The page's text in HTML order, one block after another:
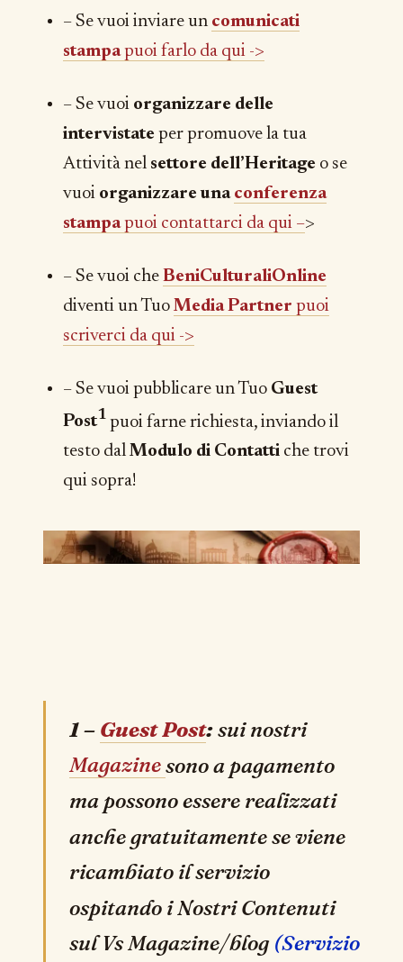
– Se vuoi inviare un comunicati
stampapuoi farlo da qui ->
– Se vuoi organizzare delle
intervistate per promuove la tua
Attività nel settore dell’Heritage o se
vuoi organizzare una conferenza
stampapuoi contattarci da qui –>
– Se vuoi che BeniCulturaliOnline
diventi un Tuo Media Partner puoi
scriverci da qui ->
– Se vuoi pubblicare un Tuo Guest
Post1 puoi farne richiesta, inviando il
testo dal Modulo di Contatti che trovi
qui sopra!
1 – Guest Post:sui nostri
Magazinesono a pagamento
ma possono essere realizzati
anche gratuitamente se viene
ricambiato il servizio
ospitando i Nostri Contenuti
sul Vs Magazine/blog (Servizio